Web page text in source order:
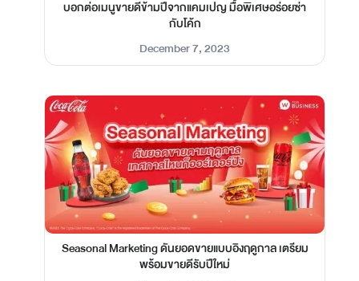
บอกต่อเมนูขายดีข้ามปีจากแคมเปญ มื้อพิเศษอร่อยซ่า
กับโค้ก
December 7, 2023
Seasonal Marketing ดันยอดขายแบบอิงฤดูกาล เตรียม
พร้อมขายดีรับปีใหม่